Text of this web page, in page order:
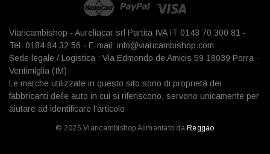
Viaricambishop - Aureliacar srl Partita IVA IT 0143 70 300 81 -
Tel: 0184 84 32 56 - E-mail: info@viaricambishop.com
Sede legale / Logistica : Via Edmondo de Amicis 59 18039 Porra -
Ventimiglia (IM)
Le marche utilizzate in questo sito sono di proprietà dei
fabbricanti delle auto in cui si riferiscono, servono unicamente per
aiutare ad identificare l'articolo
© 2025 Viaricambishop Alimentato daReggao